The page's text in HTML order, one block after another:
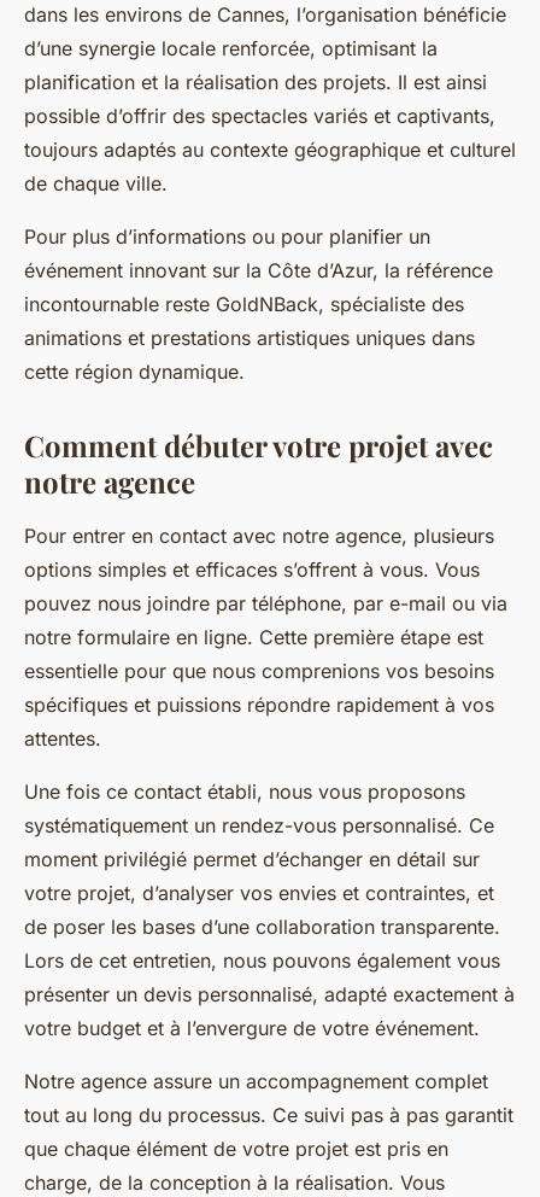
dans les environs de Cannes, l’organisation bénéficie
d’une synergie locale renforcée, optimisant la
planification et la réalisation des projets. Il est ainsi
possible d’offrir des spectacles variés et captivants,
toujours adaptés au contexte géographique et culturel
de chaque ville.
Pour plus d’informations ou pour planifier un
événement innovant sur la Côte d’Azur, la référence
incontournable reste GoldNBack, spécialiste des
animations et prestations artistiques uniques dans
cette région dynamique.
Comment débuter votre projet avec
notre agence
Pour entrer en contact avec notre agence, plusieurs
options simples et efficaces s’offrent à vous. Vous
pouvez nous joindre par téléphone, par e-mail ou via
notre formulaire en ligne. Cette première étape est
essentielle pour que nous comprenions vos besoins
spécifiques et puissions répondre rapidement à vos
attentes.
Une fois ce contact établi, nous vous proposons
systématiquement un rendez-vous personnalisé. Ce
moment privilégié permet d’échanger en détail sur
votre projet, d’analyser vos envies et contraintes, et
de poser les bases d’une collaboration transparente.
Lors de cet entretien, nous pouvons également vous
présenter un devis personnalisé, adapté exactement à
votre budget et à l’envergure de votre événement.
Notre agence assure un accompagnement complet
tout au long du processus. Ce suivi pas à pas garantit
que chaque élément de votre projet est pris en
charge, de la conception à la réalisation. Vous